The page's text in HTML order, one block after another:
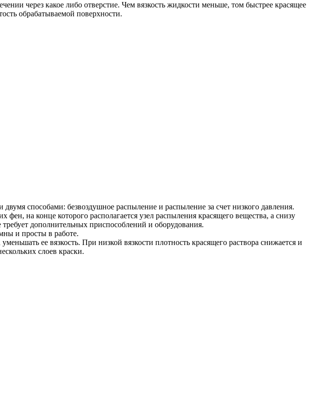
через какое либо отверстие. Чем вязкость жидкости меньше, том быстрее красящее
обрабатываемой поверхности.
способами: безвоздушное распыление и распыление за счет низкого давления.
на конце которого располагается узел распыления красящего вещества, а снизу
дополнительных приспособлений и оборудования.
и просты в работе.
ее вязкость. При низкой вязкости плотность красящего раствора снижается и
слоев краски.